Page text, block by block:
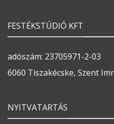
FESTÉKSTÚDIÓ KFT
adószám: 23705971-2-03
6060 Tiszakécske, Szent
NYITVATARTÁS